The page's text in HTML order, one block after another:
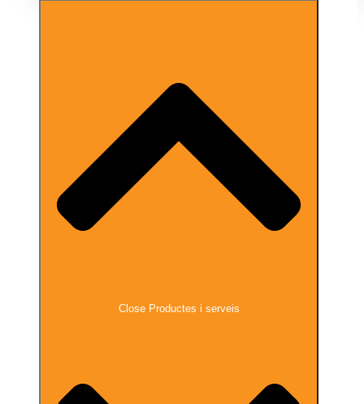
Close Productes i serveis